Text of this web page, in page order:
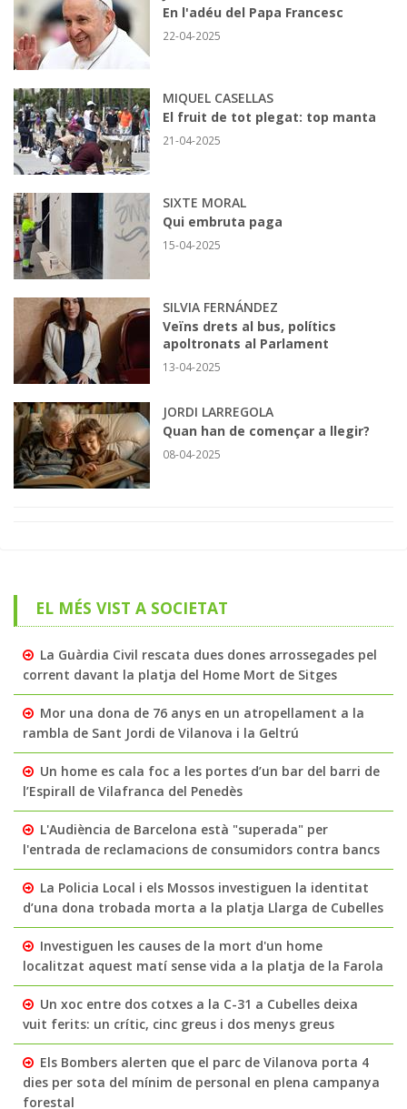
En l'adéu del Papa Francesc
22-04-2025
MIQUEL CASELLAS
El fruit de tot plegat: top manta
21-04-2025
SIXTE MORAL
Qui embruta paga
15-04-2025
SILVIA FERNÁNDEZ
Veïns drets al bus, polítics
apoltronats al Parlament
13-04-2025
JORDI LARREGOLA
Quan han de començar a llegir?
08-04-2025
EL MÉS VIST A SOCIETAT
La Guàrdia Civil rescata dues dones arrossegades pel
corrent davant la platja del Home Mort de Sitges
Mor una dona de 76 anys en un atropellament a la
rambla de Sant Jordi de Vilanova i la Geltrú
Un home es cala foc a les portes d’un bar del barri de
l’Espirall de Vilafranca del Penedès
L'Audiència de Barcelona està "superada" per
l'entrada de reclamacions de consumidors contra bancs
La Policia Local i els Mossos investiguen la identitat
d’una dona trobada morta a la platja Llarga de Cubelles
Investiguen les causes de la mort d'un home
localitzat aquest matí sense vida a la platja de la Farola
Un xoc entre dos cotxes a la C-31 a Cubelles deixa
vuit ferits: un crític, cinc greus i dos menys greus
Els Bombers alerten que el parc de Vilanova porta 4
dies per sota del mínim de personal en plena campanya
forestal